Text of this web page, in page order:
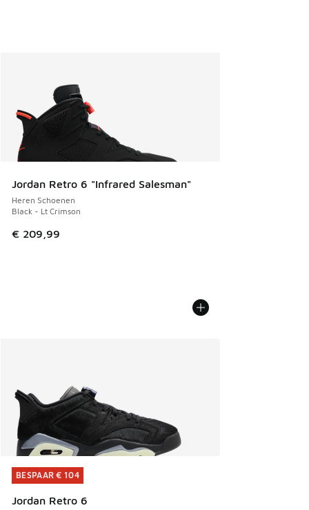
Jordan Retro 6 "Infrared Salesman"
Heren Schoenen
Black - Lt Crimson
€ 209,99
BESPAAR € 104
Jordan Retro 6
BESPAAR € 104